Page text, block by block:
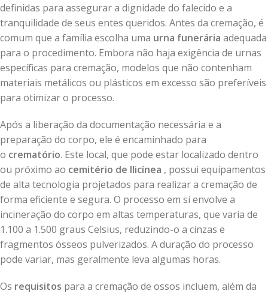
definidas para assegurar a dignidade do falecido e a
tranquilidade de seus entes queridos. Antes da cremação, é
comum que a família escolha uma urna funerária adequada
para o procedimento. Embora não haja exigência de urnas
específicas para cremação, modelos que não contenham
materiais metálicos ou plásticos em excesso são preferíveis
para otimizar o processo.
Após a liberação da documentação necessária e a
preparação do corpo, ele é encaminhado para
o crematório. Este local, que pode estar localizado dentro
ou próximo ao cemitério de Ilicínea , possui equipamentos
de alta tecnologia projetados para realizar a cremação de
forma eficiente e segura. O processo em si envolve a
incineração do corpo em altas temperaturas, que varia de
1.100 a 1.500 graus Celsius, reduzindo-o a cinzas e
fragmentos ósseos pulverizados. A duração do processo
pode variar, mas geralmente leva algumas horas.
Os requisitos para a cremação de ossos incluem, além da